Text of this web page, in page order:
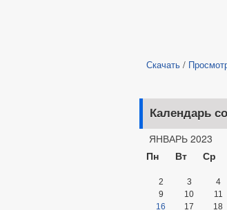
Скачать /
Календарь
ЯНВАРЬ 2023
Пн
Вт Ср
2
3 4
9
10 11
16
17 18